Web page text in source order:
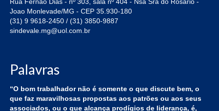
Joao Monlevade/MG - CEP 35.930-180
(31) 9 9618-2450 / (31) 3850-9887
sindevale.mg@uol.com.br
Palavras
“O bom trabalhador não é somente o que discute bem, o
que faz maravilhosas propostas aos patrões ou aos seus
associados, ou o que alcança prodígios de liderança, é,